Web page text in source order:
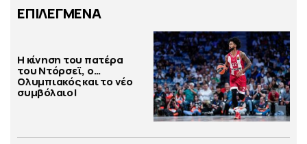
ΕΠΙΛΕΓΜΕΝΑ
Η κίνηση του πατέρα
του Ντόρσεϊ, ο…
Ολυμπιακός και το νέο
συμβόλαιο!